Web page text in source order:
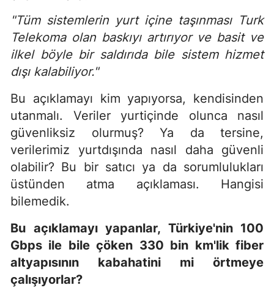
"Tüm sistemlerin yurt içine taşınması Turk
Telekoma olan baskıyı artırıyor ve basit ve
ilkel böyle bir saldırıda bile sistem hizmet
dışı kalabiliyor."
Bu açıklamayı kim yapıyorsa, kendisinden
utanmalı. Veriler yurtiçinde olunca nasıl
güvenliksiz olurmuş? Ya da tersine,
verilerimiz yurtdışında nasıl daha güvenli
olabilir? Bu bir satıcı ya da sorumlulukları
üstünden atma açıklaması. Hangisi
bilemedik.
Bu açıklamayı yapanlar, Türkiye'nin 100
Gbps ile bile çöken 330 bin km'lik fiber
altyapısının kabahatini mi örtmeye
çalışıyorlar?